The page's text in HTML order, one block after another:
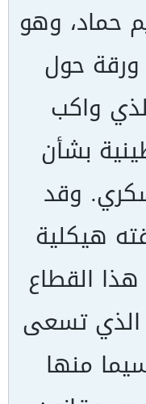
حماد، وهو
ورقة حول
واكب
بشأن
وقد
هيكلية
القطاع
تسعى
منها